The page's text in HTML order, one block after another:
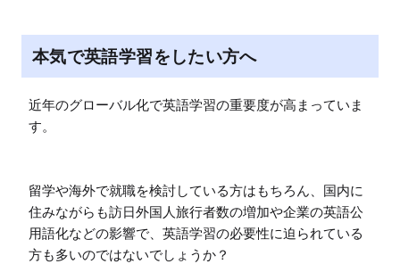
本気で英語学習をしたい方へ
近年のグローバル化で英語学習の重要度が高まっていま
す。
留学や海外で就職を検討している方はもちろん、国内に
住みながらも訪日外国人旅行者数の増加や企業の英語公
用語化などの影響で、英語学習の必要性に迫られている
方も多いのではないでしょうか？